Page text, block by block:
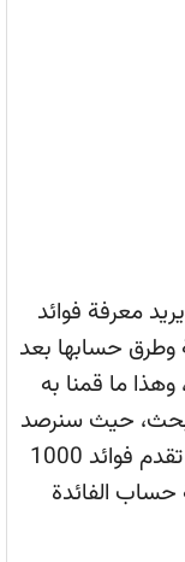
معرفة فوائد
وطرق حسابها بعد
بطرح شهادات بعائد 30%، وهذا ما قمنا به
حيث سنرصد
لكم أسماء معظم البنوك المصرية التي تقدم فوائد 1000
الفائدة